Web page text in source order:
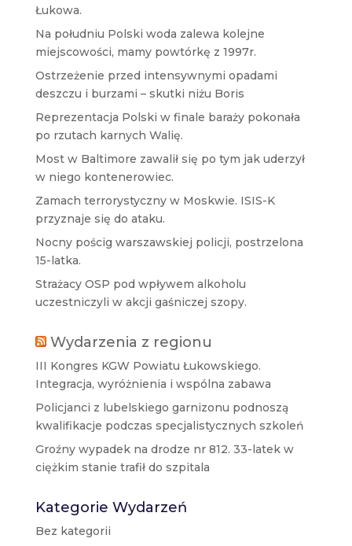
Łukowa.
Na południu Polski woda zalewa kolejne
miejscowości, mamy powtórkę z 1997r.
Ostrzeżenie przed intensywnymi opadami
deszczu i burzami – skutki niżu Boris
Reprezentacja Polski w finale baraży pokonała
po rzutach karnych Walię.
Most w Baltimore zawalił się po tym jak uderzył
w niego kontenerowiec.
Zamach terrorystyczny w Moskwie. ISIS-K
przyznaje się do ataku.
Nocny pościg warszawskiej policji, postrzelona
15-latka.
Strażacy OSP pod wpływem alkoholu
uczestniczyli w akcji gaśniczej szopy.
Wydarzenia z regionu
III Kongres KGW Powiatu Łukowskiego.
Integracja, wyróżnienia i wspólna zabawa
Policjanci z lubelskiego garnizonu podnoszą
kwalifikacje podczas specjalistycznych szkoleń
Groźny wypadek na drodze nr 812. 33-latek w
ciężkim stanie trafił do szpitala
Kategorie Wydarzeń
Bez kategorii